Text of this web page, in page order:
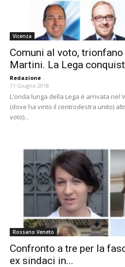
Vicenza
Comuni al voto,
Martini. La Lega
Redazione -
11 Giugno 2018
L'onda lunga della Lega è arrivata nel
(dove ha vinto il centrodestra unito)
voto)...
Rossano Veneto
Confronto a tre per la
ex sindaci in...